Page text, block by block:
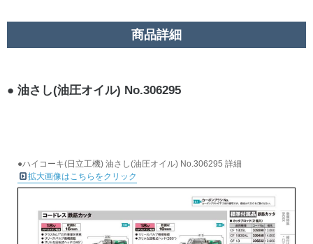
商品詳細
油さし(油圧オイル) No.306295
●ハイコーキ(日立工機) 油さし(油圧オイル) No.306295 詳細
拡大画像はこちらをクリック